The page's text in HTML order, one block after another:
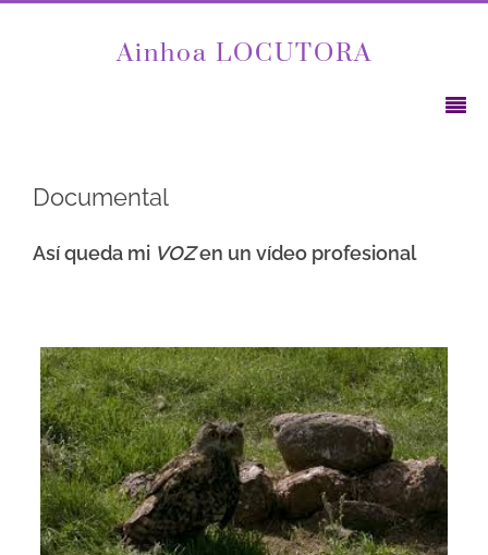
Ainhoa LOCUTORA
Documental
Así queda mi VOZen un vídeo profesional